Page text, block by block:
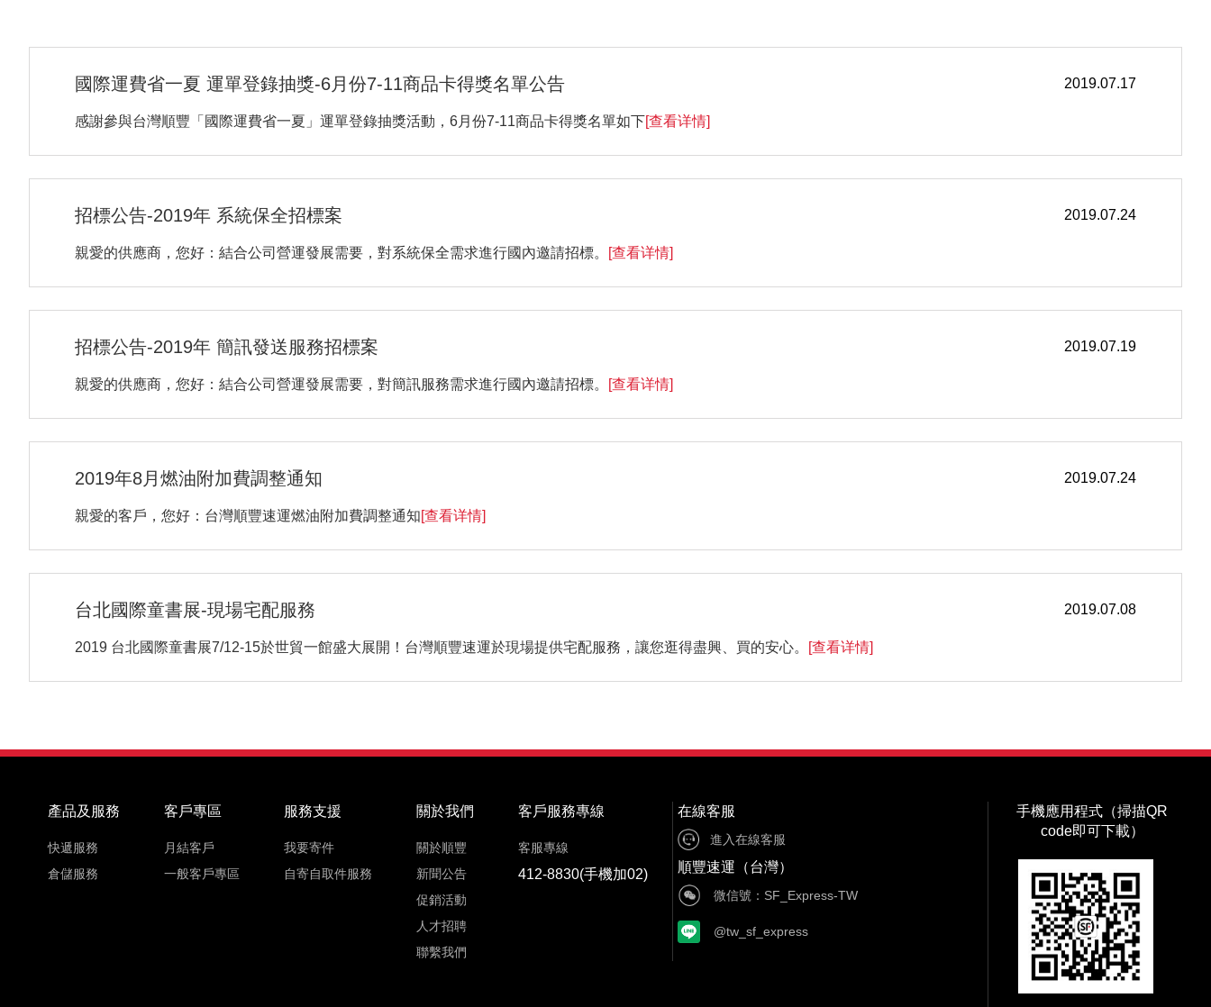
國際運費省一夏 運單登錄抽獎-6月份7-11商品卡得獎名單公告 2019.07.17
感謝參與台灣順豐「國際運費省一夏」運單登錄抽獎活動，6月份7-11商品卡得獎名單如下[查看详情]
招標公告-2019年 系統保全招標案 2019.07.24
親愛的供應商，您好：結合公司營運發展需要，對系統保全需求進行國內邀請招標。 [查看详情]
招標公告-2019年 簡訊發送服務招標案 2019.07.19
親愛的供應商，您好：結合公司營運發展需要，對簡訊服務需求進行國內邀請招標。 [查看详情]
2019年8月燃油附加費調整通知 2019.07.24
親愛的客戶，您好：台灣順豐速運燃油附加費調整通知[查看详情]
台北國際童書展-現場宅配服務 2019.07.08
2019 台北國際童書展7/12-15於世貿一館盛大展開！台灣順豐速運於現場提供宅配服務，讓您逛得盡興、買的安心。 [查看详情]
產品及服務
快遞服務
倉儲服務
客戶專區
月結客戶
一般客戶專區
服務支援
我要寄件
自寄自取件服務
關於我們
關於順豐
新聞公告
促銷活動
人才招聘
聯繫我們
客戶服務專線
客服專線
412-8830(手機加02)
在線客服
進入在線客服
順豐速運（台灣）
微信號：SF_Express-TW
@tw_sf_express
手機應用程式（掃描QR
code即可下載）